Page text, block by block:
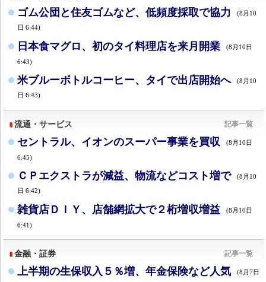
ゴム公団と住友ゴムなど、低頻度採取で協力
(8月10
日 6:44)
日本食マグロ、初のタイ料理店を来月開業 (8月10日
6:43)
米ブルーボトルコーヒー、タイで出店開始へ
(8月10
日 6:43)
流通・サービス 記事一覧
セントラル、イオンのスーパー事業を買収 (8月10日
6:45)
ＣＰエクストラが減益、物流などコスト増で
(8月10
日 6:42)
雑貨店ＤＩＹ、店舗網拡大で２桁増収増益 (8月10日
6:41)
金融・証券 記事一覧
上半期の生保収入５％増、年金保険など人気 (8月7日